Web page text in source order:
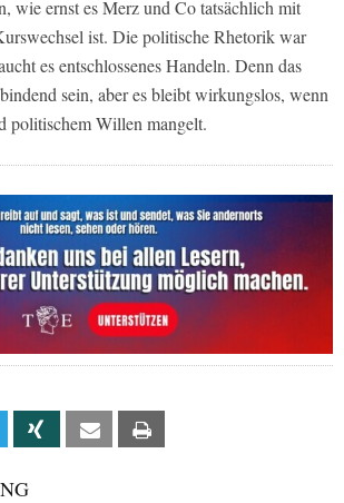
wie ernst es Merz und Co tatsächlich mit
ist. Die politische Rhetorik war
es entschlossenes Handeln. Denn das
sein, aber es bleibt wirkungslos, wenn
politischem Willen mangelt.
Linkedin Xing Email